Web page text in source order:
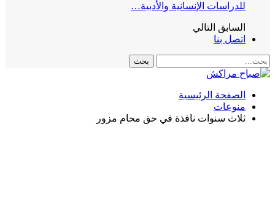
للدراسات الإنسانية والأدبية…
السابق التالي
اتصل بنا
الصفحة الرئيسية
منوعات
ثلاث سنوات نافذة في حق محام مزور